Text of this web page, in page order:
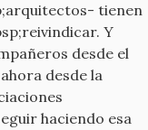
tienen
Y
desde el
desde la
haciendo esa